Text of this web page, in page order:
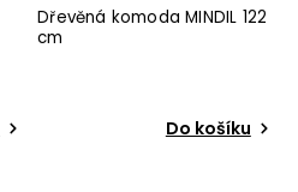
Dřevěná komoda MINDIL 122
cm
Do košíku